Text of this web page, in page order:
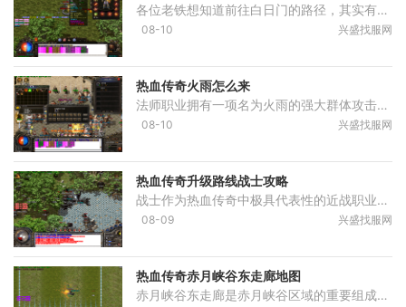
各位老铁想知道前往白日门的路径，其实有不少选择。最简单直接的方式就是在比奇城找到老兵，他会让你快速抵达白日门。或者从沃玛森林特定坐标处也能走进白日门，那片森林里藏
08-10 兴盛找服网
热血传奇火雨怎么来
法师职业拥有一项名为火雨的强大群体攻击技能。该技能是法师职业的核心输出手段之一，能够在战斗中覆盖大范围区域。火雨技能的解锁通常与角色等级相关联，当法师角色达到一定
08-10 兴盛找服网
热血传奇升级路线战士攻略
战士作为热血传奇中极具代表性的近战职业，其升级过程充满挑战，尤其依赖合理的路线规划与资源管理。战士在游戏初期阶段，应当充分利用新手村附近的基础怪物进行经验积累。按
08-09 兴盛找服网
热血传奇赤月峡谷东走廊地图
赤月峡谷东走廊是赤月峡谷区域的重要组成部分，作为连接赤月峡谷入口与赤月峡谷广场的关键通道，这条走廊地形复杂且充满危险。从赤月峡谷东入口进入后，玩家将面临一条相对狭